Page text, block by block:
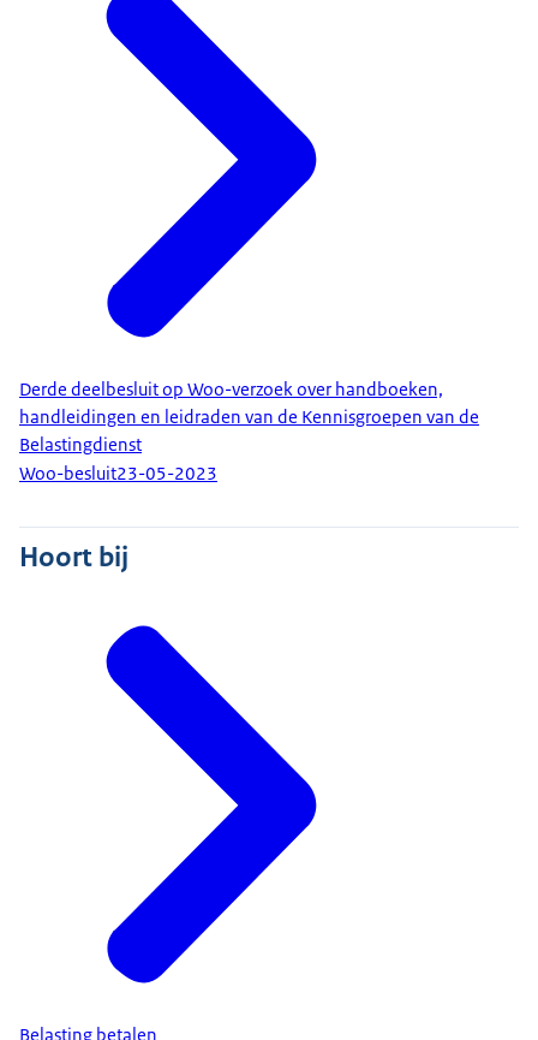
Derde deelbesluit op Woo-verzoek over handboeken,
handleidingen en leidraden van de Kennisgroepen van de
Belastingdienst
Woo-besluit23-05-2023
Hoort bij
Belasting betalen